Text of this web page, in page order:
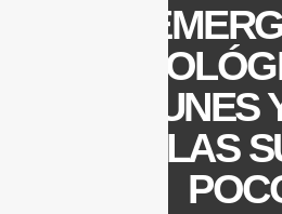
LAS
COMUNES
TRATARLAS